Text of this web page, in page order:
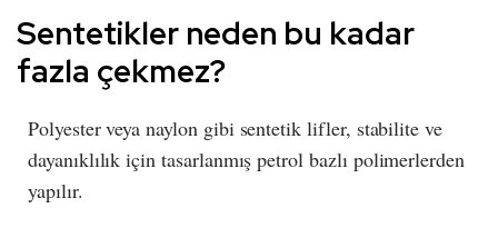
Sentetikler neden bu kadar
fazla çekmez?
Polyester veya naylon gibi sentetik lifler, stabilite ve
dayanıklılık için tasarlanmış petrol bazlı polimerlerden
yapılır.